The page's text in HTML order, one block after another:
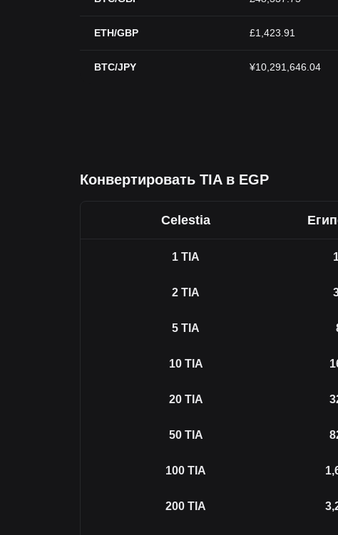
ETH/GBP £1,423.91
BTC/JPY ¥10,291,646.04
Конвертировать TIA в EGP
Celestia
1 TIA
2 TIA
5 TIA
10 TIA
20 TIA
50 TIA
100 TIA
200 TIA